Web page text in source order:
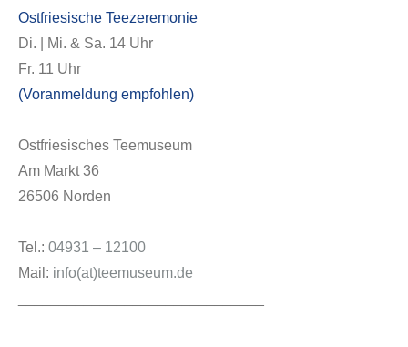
Ostfriesische Teezeremonie
Di. | Mi. & Sa. 14 Uhr
Fr. 11 Uhr
(Voranmeldung empfohlen)
Ostfriesisches Teemuseum
Am Markt 36
26506 Norden
Tel.: 04931 – 12100
Mail: info(at)teemuseum.de